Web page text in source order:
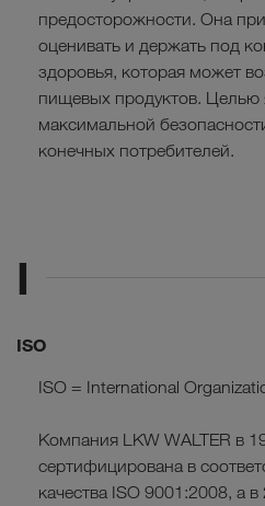
предосторожности. Она
оценивать и держать под
здоровья, которая может
пищевых продуктов. Целью
максимальной
конечных потребителей.
I
ISO
ISO = International
Компания LKW WALTER в
сертифицирована в
качества ISO 9001:2008, а